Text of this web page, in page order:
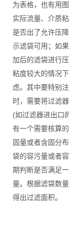
为表格，也有用
实际流量、介质
是否出了允许压
示滤袋可用；如
加后的滤袋进行
粘度较大的情况
虑。其中要特别
时，需要将过滤
(如过滤器进出口
有一个需要核算
固量或者含固分
袋的容污量或者
期判断是否满足
量。根据滤袋数
得出过滤面积。